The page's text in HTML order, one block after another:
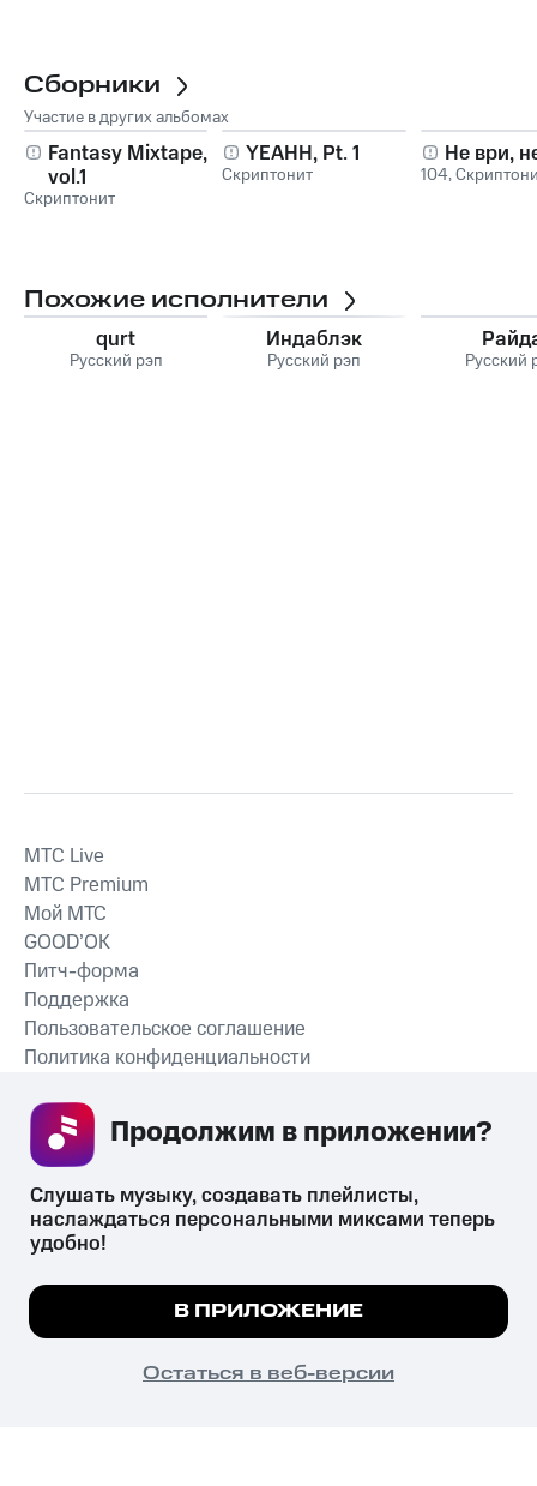
Сборники
Участие в других альбомах
Fantasy Mixtape,
vol.1
Скриптонит
YEAHH, Pt. 1
Скриптонит
Не ври,
104,
Похожие исполнители
qurt
Русский рэп
Индаблэк
Русский рэп Русский
СКАЧАТЬ ПРИЛОЖЕНИЕ
MTС Live
MTС Premium
Мой МТС
GOOD’OK
Питч-форма
Поддержка
Пользовательское соглашение
Политика конфиденциальности
психотропных веществ, их аналогов причиняет вред здоровью,
их незаконный оборот запрещён и влечёт установленную
законодательством ответственность.
© 2026 ООО «КИОН».
Все права защищены
Мы используем куки, чтобы на сайте все
Подробнее
ПОНЯТНО
Слушать музыку, создавать плейлисты,
наслаждаться персональными миксами теперь
удобно!
В ПРИЛОЖЕНИЕ
Остаться в веб-версии